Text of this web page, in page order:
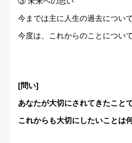
今までは主に人生の過去につい
今度は、これからのことについ
[問い]
あなたが大切にされてきたことで
これからも大切にしたいことは